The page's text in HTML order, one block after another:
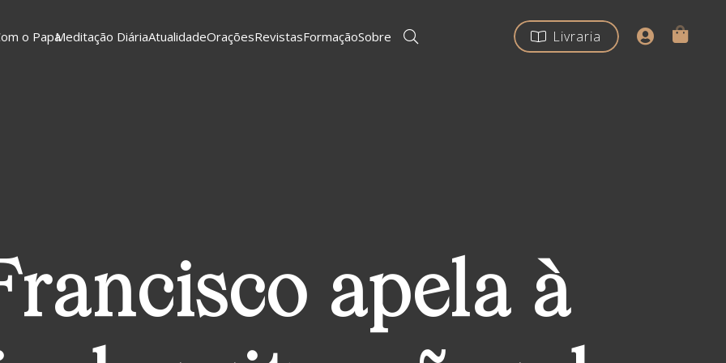
o PapaMeditação DiáriaAtualidadeOraçõesRevistasFormaçãoSobre Livraria
apela à